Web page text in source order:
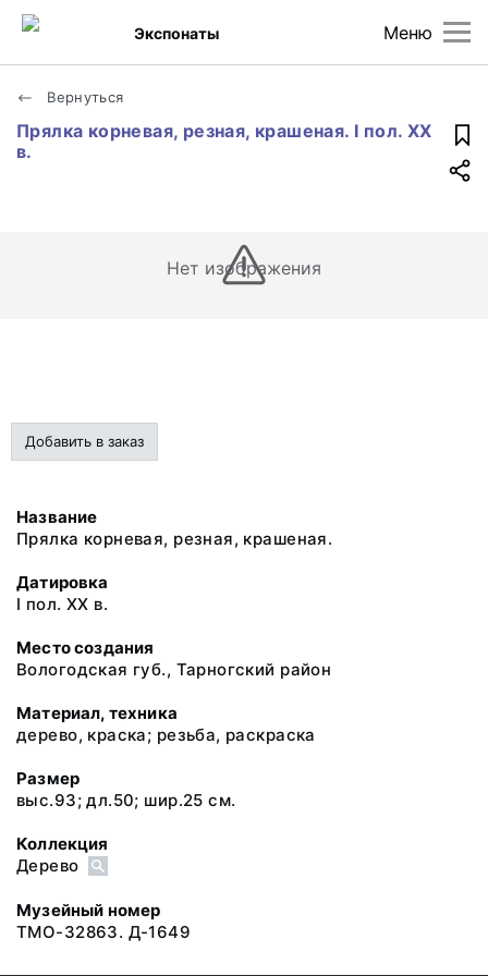
Меню
Экспонаты
Вернуться
Прялка корневая, резная, крашеная. I пол. XX
в.
Нет изображения
Добавить в заказ
Название
Прялка корневая, резная, крашеная.
Датировка
I пол. XX в.
Место создания
Вологодская губ., Тарногский район
Материал, техника
дерево, краска; резьба, раскраска
Размер
выс.93; дл.50; шир.25 см.
Коллекция
Дерево
Музейный номер
ТМО-32863. Д-1649